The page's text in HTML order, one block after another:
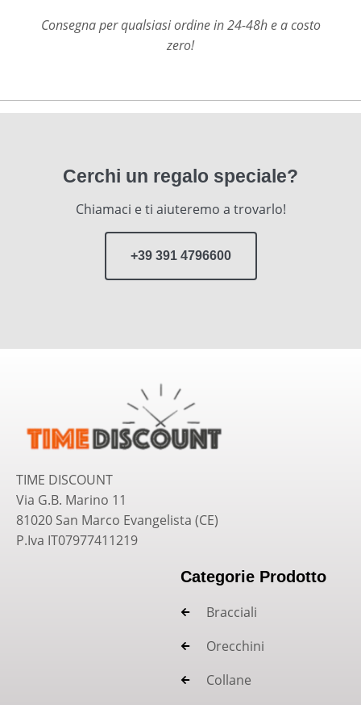
Consegna per qualsiasi ordine in 24-48h e a costo
zero!
Cerchi un regalo speciale?
Chiamaci e ti aiuteremo a trovarlo!
+39 391 4796600
TIME DISCOUNT
Via G.B. Marino 11
81020 San Marco Evangelista (CE)
P.Iva IT07977411219
Categorie Prodotto
Bracciali
Orecchini
Collane